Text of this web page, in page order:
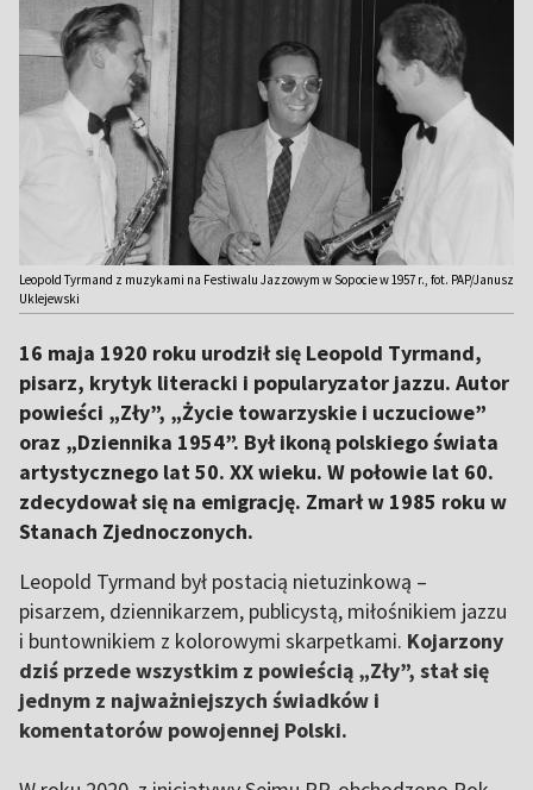
Leopold Tyrmand z muzykami na Festiwalu Jazzowym w Sopocie w 1957 r., fot. PAP/Janusz
Uklejewski
16 maja 1920 roku urodził się Leopold Tyrmand,
pisarz, krytyk literacki i popularyzator jazzu. Autor
powieści „Zły”, „Życie towarzyskie i uczuciowe”
oraz „Dziennika 1954”. Był ikoną polskiego świata
artystycznego lat 50. XX wieku. W połowie lat 60.
zdecydował się na emigrację. Zmarł w 1985 roku w
Stanach Zjednoczonych.
Leopold Tyrmand był postacią nietuzinkową –
pisarzem, dziennikarzem, publicystą, miłośnikiem jazzu
i buntownikiem z kolorowymi skarpetkami. Kojarzony
dziś przede wszystkim z powieścią „Zły”, stał się
jednym z najważniejszych świadków i
komentatorów powojennej Polski.